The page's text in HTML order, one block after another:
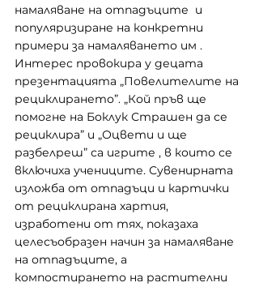
намаляване на отпадъците  и
популяризиране на конкретни
примери за намаляването им .
Интерес провокира у децата
презентацията „Повелителите на
рециклирането”. „Кой пръв ще
помогне на Боклук Страшен да се
рециклира” и „Оцвети и ще
разбелреш” са игрите , в които се
включиха учениците. Сувенирната
изложба от отпадъци и картички
от рециклирана хартия,
изработени от тях, показаха
целесъобразен начин за намаляване
на отпадъците, а
компостирането на растителни